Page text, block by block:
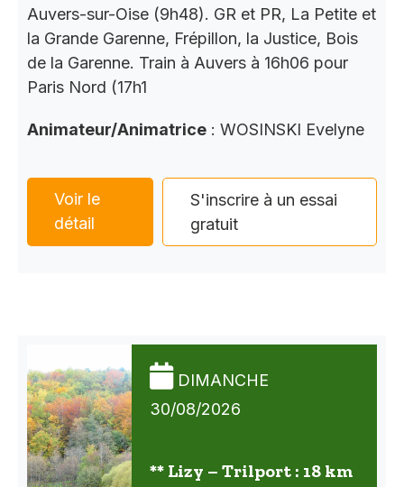
Auvers-sur-Oise (9h48). GR et PR, La Petite et
la Grande Garenne, Frépillon, la Justice, Bois
de la Garenne. Train à Auvers à 16h06 pour
Paris Nord (17h1
Animateur/Animatrice : WOSINSKI Evelyne
Voir le
détail
S'inscrire à un essai
gratuit
DIMANCHE
30/08/2026
** Lizy – Trilport : 18 km